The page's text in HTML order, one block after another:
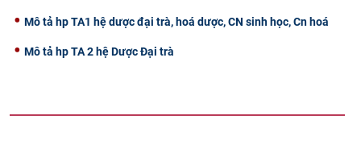
Mô tả hp TA1 hệ dược đại trà, hoá dược, CN sinh học, Cn hoá
Mô tả hp TA 2 hệ Dược Đại trà